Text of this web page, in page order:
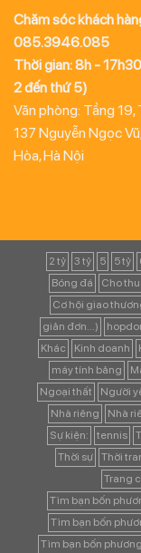
Chăm sóc khách
085.3946.085
Thời gian: 8h -
2 đến thứ 5)
Văn phòng: Tầng 19,
137 Nguyễn Ngọc
Hòa, Hà Nội
2 tỷ 3 tỷ 5 5 tỷ
Bóng đá
Cho
Cơ hội giao
giản đơn...)
Khác
Kinh doanh
máy tính bảng
Ngoại thất
Người
Nhà riêng
Nhà
Sự kiện:
tennis
Thời sự
Thời
Trang
Tìm bạn bốn
Tìm bạn bốn
Tìm bạn bốn